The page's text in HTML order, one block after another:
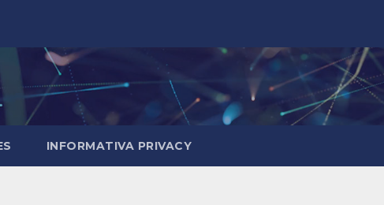
INFORMATIVA PRIVACY